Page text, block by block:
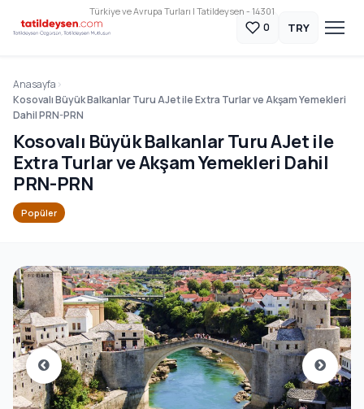
Türkiye ve Avrupa Turları | Tatildeysen - 14301
0 TRY
Anasayfa
Kosovalı Büyük Balkanlar Turu AJet ile Extra Turlar ve Akşam Yemekleri
Dahil PRN-PRN
Kosovalı Büyük Balkanlar Turu AJet ile
Extra Turlar ve Akşam Yemekleri Dahil
PRN-PRN
Popüler